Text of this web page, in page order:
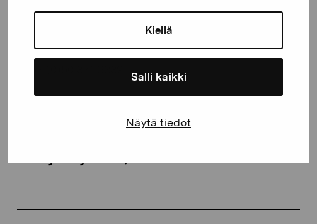
Kiellä
Salli kaikki
Näytä tiedot
Kustaa Vaasan katu 11
proartibus@proartibus.fi